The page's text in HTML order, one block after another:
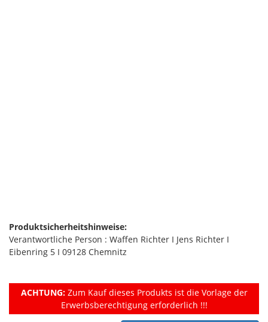
Produktsicherheitshinweise:
Verantwortliche Person : Waffen Richter I Jens Richter I
Eibenring 5 I 09128 Chemnitz
ACHTUNG:Zum Kauf dieses Produkts ist die Vorlage der
Erwerbsberechtigung erforderlich !!!